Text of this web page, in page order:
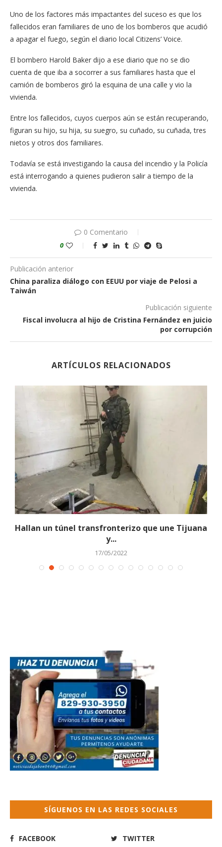
Uno de los factores más impactantes del suceso es que los
fallecidos eran familiares de uno de los bomberos que acudió
a apagar el fuego, según el diario local Citizens’ Voice.
El bombero Harold Baker dijo a ese diario que no se dio
cuenta de que iba a socorrer a sus familiares hasta que el
camión de bomberos giró la esquina de una calle y vio la
vivienda.
Entre los fallecidos, cuyos cuerpos aún se están recuperando,
figuran su hijo, su hija, su suegro, su cuñado, su cuñada, tres
nietos y otros dos familiares.
Todavía se está investigando la causa del incendio y la Policía
está interrogando a quienes pudieron salir a tiempo de la
vivienda.
0 Comentario
0
Publicación anterior
China paraliza diálogo con EEUU por viaje de Pelosi a
Taiwán
Publicación siguiente
Fiscal involucra al hijo de Cristina Fernández en juicio
por corrupción
ARTÍCULOS RELACIONADOS
Hallan un túnel transfronterizo que une Tijuana
y...
17/05/2022
SÍGUENOS EN LAS REDES SOCIALES
FACEBOOK TWITTER